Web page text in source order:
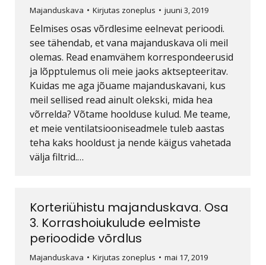
Majanduskava Kirjutas zoneplus juuni 3, 2019
Eelmises osas võrdlesime eelnevat perioodi.
see tähendab, et vana majanduskava oli meil
olemas. Read enamvähem korrespondeerusid
ja lõpptulemus oli meie jaoks aktsepteeritav.
Kuidas me aga jõuame majanduskavani, kus
meil sellised read ainult olekski, mida hea
võrrelda? Võtame hoolduse kulud. Me teame,
et meie ventilatsiooniseadmele tuleb aastas
teha kaks hooldust ja nende käigus vahetada
välja filtrid.…
Korteriühistu majanduskava. Osa
3. Korrashoiukulude eelmiste
perioodide võrdlus
Majanduskava Kirjutas zoneplus mai 17, 2019